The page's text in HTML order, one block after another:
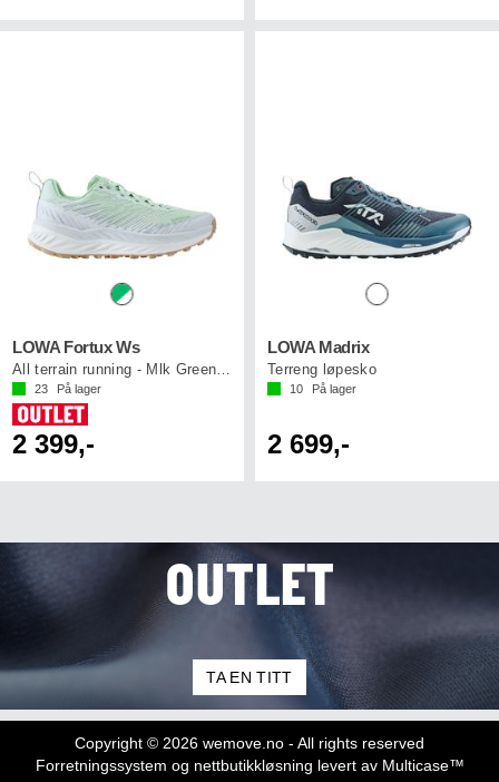
LOWA Fortux Ws
All terrain running - Mlk Green/White
23 På lager
2 399,-
LOWA Madrix
Terreng løpesko
10 På lager
2 699,-
OUTLET
TA EN TITT
Copyright © 2026 wemove.no - All rights reserved
Forretningssystem og nettbutikkløsning levert av Multicase™